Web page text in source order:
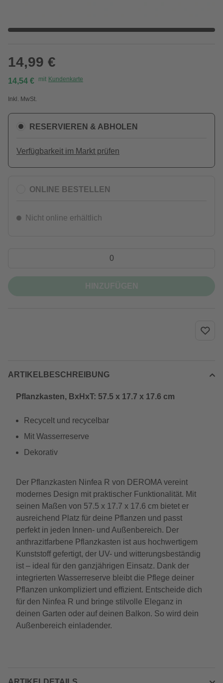
14,99 €
14,54 € mit Kundenkarte
Inkl. MwSt.
RESERVIEREN & ABHOLEN
Verfügbarkeit im Markt prüfen
ONLINE BESTELLEN
Nicht online erhältlich
ARTIKELBESCHREIBUNG
Pflanzkasten, BxHxT: 57.5 x 17.7 x 17.6 cm
Recycelt und recycelbar
Mit Wasserreserve
Dekorativ
Der Pflanzkasten Ninfea R von DEROMA vereint
modernes Design mit praktischer Funktionalität. Mit
seinen Maßen von 57.5 x 17.7 x 17.6 cm bietet er
ausreichend Platz für deine Pflanzen und passt
perfekt in jeden Innen- und Außenbereich. Der
anthrazitfarbene Pflanzkasten ist aus hochwertigem
Kunststoff gefertigt, der UV- und witterungsbeständig
ist – ideal für den ganzjährigen Einsatz. Dank der
integrierten Wasserreserve bleibt die Pflege deiner
Pflanzen unkompliziert und effizient. Entscheide dich
für den Ninfea R und bringe stilvolle Eleganz in
deinen Garten oder auf deinen Balkon. So wird dein
Außenbereich einladender.